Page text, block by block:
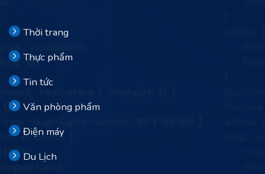
Thời trang
Thực phẩm
Tin tức
Văn phòng phẩm
Điện máy
Du Lịch